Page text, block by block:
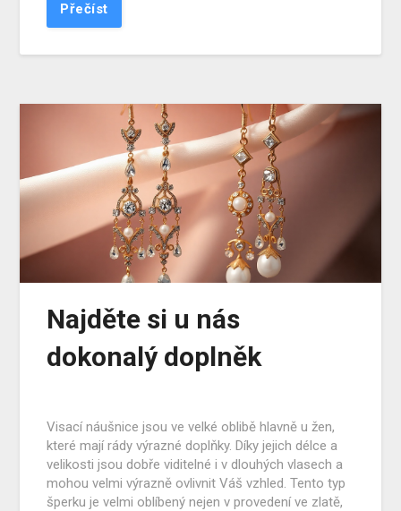
Přečíst
Najděte si u nás
dokonalý doplněk
Visací náušnice jsou ve velké oblibě hlavně u žen,
které mají rády výrazné doplňky. Díky jejich délce a
velikosti jsou dobře viditelné i v dlouhých vlasech a
mohou velmi výrazně ovlivnit Váš vzhled. Tento typ
šperku je velmi oblíbený nejen v provedení ve zlatě,